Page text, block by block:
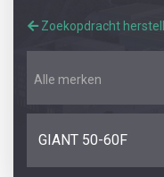
Zoekopdracht
Alle merken
GIANT 50-60F